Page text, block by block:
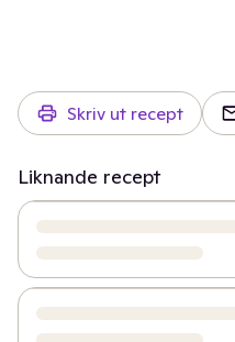
Skriv ut recept
Liknande recept